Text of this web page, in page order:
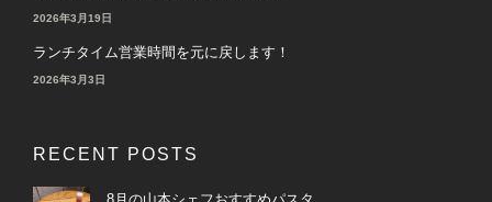
2026年3月19日
ランチタイム営業時間を元に戻します！
2026年3月3日
RECENT POSTS